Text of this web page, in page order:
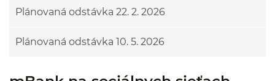
Plánovaná odstávka 22. 2. 2026
Plánovaná odstávka 10. 5. 2026